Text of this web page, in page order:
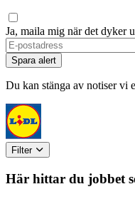
Ja, maila mig när det dyker
If
you
are
a
ignore
this
field
Spara alert
Du kan stänga av notiser vi
Filter
Här hittar du jobbet